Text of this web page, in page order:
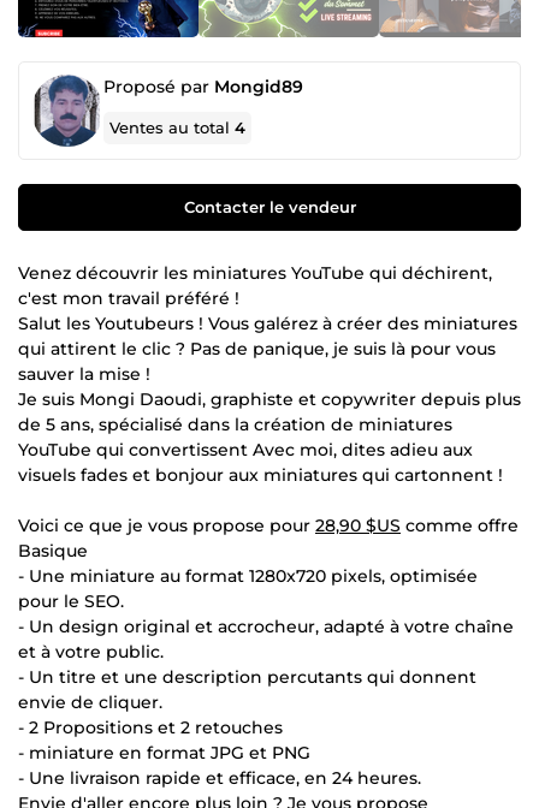
Proposé par Mongid89
Ventes au total4
Contacter le vendeur
Venez découvrir les miniatures YouTube qui déchirent,
c'est mon travail préféré !
Salut les Youtubeurs ! Vous galérez à créer des miniatures
qui attirent le clic ? Pas de panique, je suis là pour vous
sauver la mise !
Je suis Mongi Daoudi, graphiste et copywriter depuis plus
de 5 ans, spécialisé dans la création de miniatures
YouTube qui convertissent Avec moi, dites adieu aux
visuels fades et bonjour aux miniatures qui cartonnent !
Voici ce que je vous propose pour 28,90 $US comme offre
Basique
- Une miniature au format 1280x720 pixels, optimisée
pour le SEO.
- Un design original et accrocheur, adapté à votre chaîne
et à votre public.
- Un titre et une description percutants qui donnent
envie de cliquer.
- 2 Propositions et 2 retouches
- miniature en format JPG et PNG
- Une livraison rapide et efficace, en 24 heures.
Envie d'aller encore plus loin ? Je vous propose